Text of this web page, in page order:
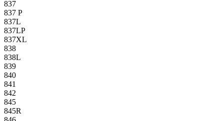
837
837 P
837L
837LP
837XL
838
838L
839
840
841
842
845
845R